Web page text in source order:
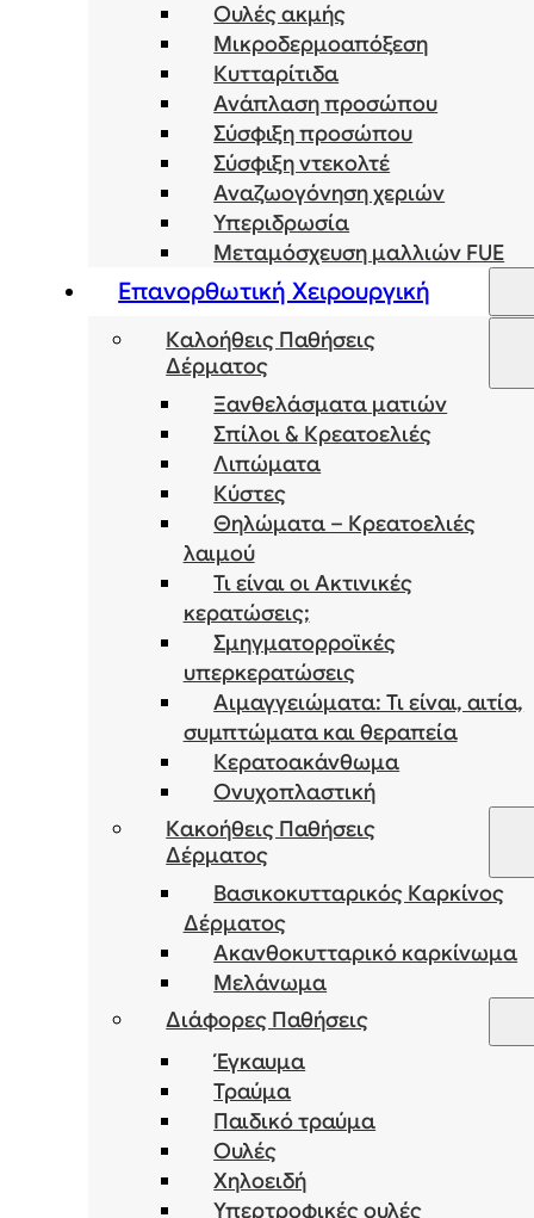
Ουλές ακμής
Μικροδερμοαπόξεση
Κυτταρίτιδα
Ανάπλαση προσώπου
Σύσφιξη προσώπου
Σύσφιξη ντεκολτέ
Αναζωογόνηση χεριών
Υπεριδρωσία
Μεταμόσχευση μαλλιών FUE
Επανορθωτική Χειρουργική
Καλοήθεις Παθήσεις
Δέρματος
Ξανθελάσματα ματιών
Σπίλοι & Κρεατοελιές
Λιπώματα
Κύστες
Θηλώματα – Κρεατοελιές
λαιμού
Τι είναι οι Ακτινικές
κερατώσεις;
Σμηγματορροϊκές
υπερκερατώσεις
Αιμαγγειώματα: Τι είναι, αιτία,
συμπτώματα και θεραπεία
Κερατοακάνθωμα
Ονυχοπλαστική
Κακοήθεις Παθήσεις
Δέρματος
Βασικοκυτταρικός Καρκίνος
Δέρματος
Ακανθοκυτταρικό καρκίνωμα
Μελάνωμα
Διάφορες Παθήσεις
Έγκαυμα
Τραύμα
Παιδικό τραύμα
Ουλές
Χηλοειδή
Υπερτροφικές ουλές